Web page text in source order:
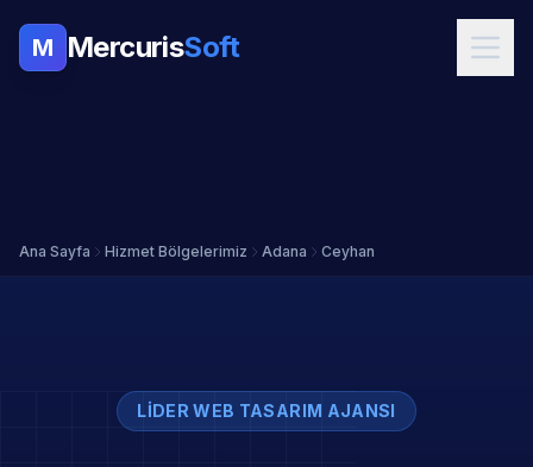
M MercurisSoft
Ana Sayfa Hizmet Bölgelerimiz Adana Ceyhan
LIDER WEB TASARIM AJANSI